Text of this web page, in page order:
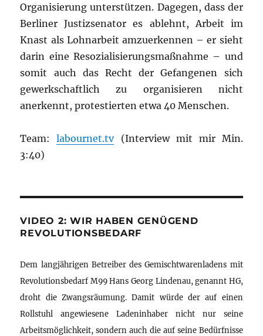
Organisierung unterstützen. Dagegen, dass der
Berliner Justizsenator es ablehnt, Arbeit im
Knast als Lohnarbeit amzuerkennen – er sieht
darin eine Resozialisierungsmaßnahme – und
somit auch das Recht der Gefangenen sich
gewerkschaftlich zu organisieren nicht
anerkennt, protestierten etwa 40 Menschen.
Team:labournet.tv(Interview mit mir Min.
3:40)
VIDEO 2: WIR HABEN GENÜGEND
REVOLUTIONSBEDARF
Dem langjährigen Betreiber des Gemischtwarenladens mit
Revolutionsbedarf M99 Hans Georg Lindenau, genannt HG,
droht die Zwangsräumung. Damit würde der auf einen
Rollstuhl angewiesene Ladeninhaber nicht nur seine
Arbeitsmöglichkeit, sondern auch die auf seine Bedürfnisse